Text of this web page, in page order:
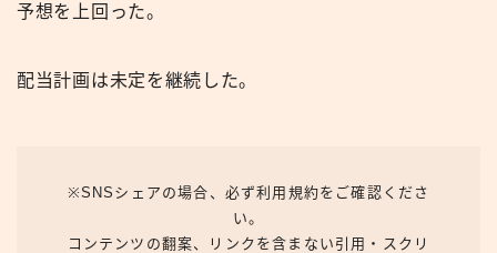
予想を上回った。
配当計画は未定を継続した。
※SNSシェアの場合、必ず利用規約をご確認くださ
い。
コンテンツの翻案、リンクを含まない引用・スクリ